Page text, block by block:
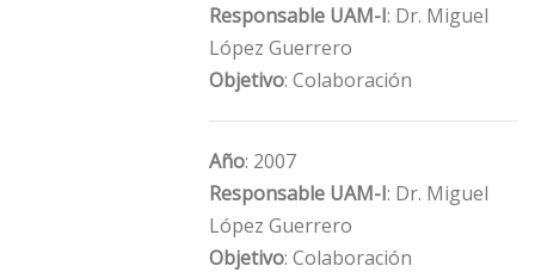
Responsable UAM-I: Dr. Miguel
López Guerrero
Objetivo: Colaboración
Año: 2007
Responsable UAM-I: Dr. Miguel
López Guerrero
Objetivo: Colaboración